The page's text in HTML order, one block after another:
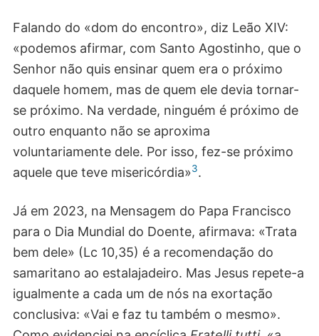
Falando do «dom do encontro», diz Leão XIV:
«podemos afirmar, com Santo Agostinho, que o
Senhor não quis ensinar quem era o próximo
daquele homem, mas de quem ele devia tornar-
se próximo. Na verdade, ninguém é próximo de
outro enquanto não se aproxima
voluntariamente dele. Por isso, fez-se próximo
aquele que teve misericórdia»3.
Já em 2023, na Mensagem do Papa Francisco
para o Dia Mundial do Doente, afirmava: «Trata
bem dele» (Lc 10,35) é a recomendação do
samaritano ao estalajadeiro. Mas Jesus repete-a
igualmente a cada um de nós na exortação
conclusiva: «Vai e faz tu também o mesmo».